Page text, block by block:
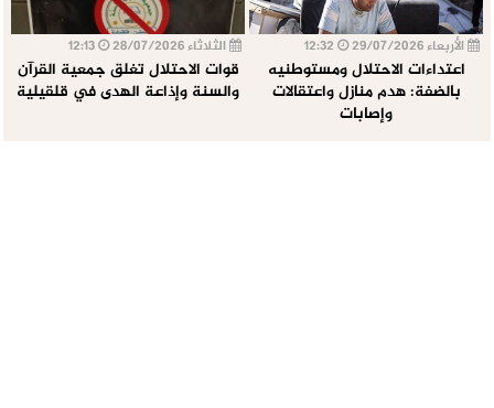
الأربعاء 29/07/2026
اعتداءات الاحتلال ومستوطنيه
بالضفة: هدم منازل واعتقالات
وإصابات
الثلاثاء 28/07/2026
قوات الاحتلال تغلق جمعية القرآن
والسنة وإذاعة الهدى في قلقيلية